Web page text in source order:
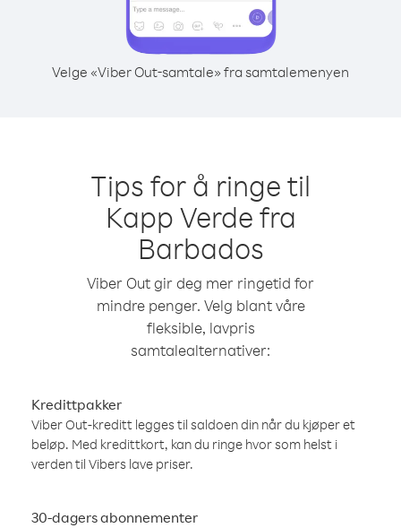
Velge «Viber Out-samtale» fra samtalemenyen
Tips for å ringe til
Kapp Verde fra
Barbados
Viber Out gir deg mer ringetid for
mindre penger. Velg blant våre
fleksible, lavpris
samtalealternativer:
Kredittpakker
Viber Out-kreditt legges til saldoen din når du kjøper et
beløp. Med kredittkort, kan du ringe hvor som helst i
verden til Vibers lave priser.
30-dagers abonnementer